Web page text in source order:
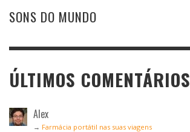
SONS DO MUNDO
ÚLTIMOS COMENTÁRIOS
Alex
→ Farmácia portátil nas suas viagens